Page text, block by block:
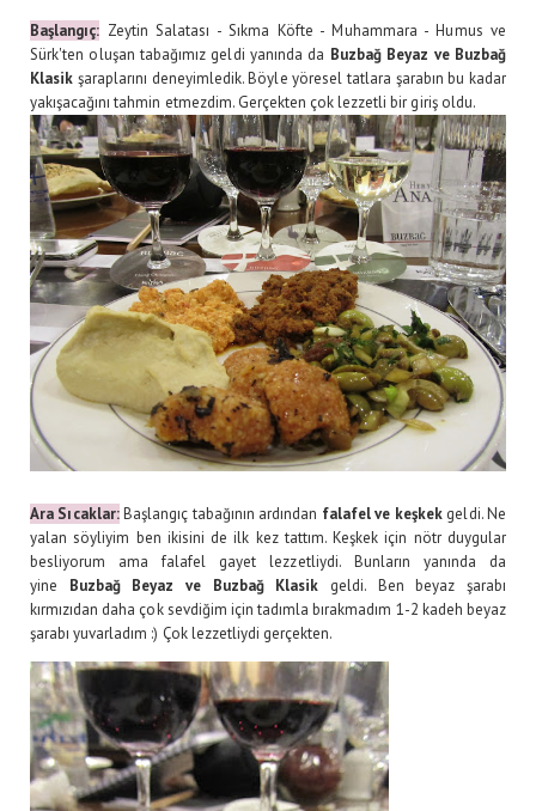
Başlangıç: Zeytin Salatası - Sıkma Köfte - Muhammara - Humus ve
Sürk'ten oluşan tabağımız geldi yanında da Buzbağ Beyaz ve Buzbağ
Klasik şaraplarını deneyimledik. Böyle yöresel tatlara şarabın bu kadar
yakışacağını tahmin etmezdim. Gerçekten çok lezzetli bir giriş oldu.
Ara Sıcaklar:Başlangıç tabağının ardından falafel ve keşkek geldi. Ne
yalan söyliyim ben ikisini de ilk kez tattım. Keşkek için nötr duygular
besliyorum ama falafel gayet lezzetliydi. Bunların yanında da
yine Buzbağ Beyaz ve Buzbağ Klasik geldi. Ben beyaz şarabı
kırmızıdan daha çok sevdiğim için tadımla bırakmadım 1-2 kadeh beyaz
şarabı yuvarladım :) Çok lezzetliydi gerçekten.